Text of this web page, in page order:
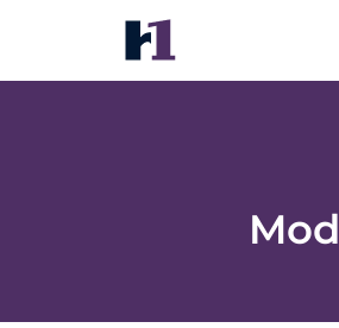
Modern Red Lodge
Ceny Fotografie